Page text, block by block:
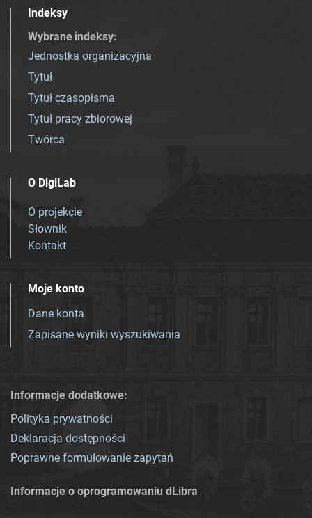
Indeksy
Wybrane indeksy:
Jednostka organizacyjna
Tytuł
Tytuł czasopisma
Tytuł pracy zbiorowej
Twórca
O DigiLab
O projekcie
Słownik
Kontakt
Moje konto
Dane konta
Zapisane wyniki wyszukiwania
Informacje dodatkowe:
Polityka prywatności
Deklaracja dostępności
Poprawne formułowanie zapytań
Informacje o oprogramowaniu dLibra